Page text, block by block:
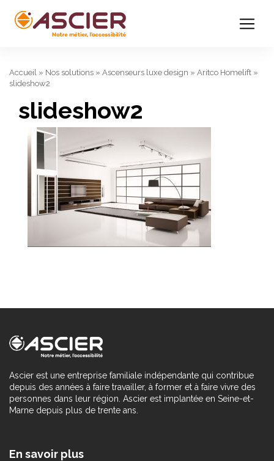
Accueil » Nos solutions » Ascenseurs luxe design » Aritco Homelift »
slideshow2
slideshow2
Ascier est une entreprise familiale indépendante qui contribue
depuis des années à faire travailler, à former et à faire vivre des
personnes dans leur région. Ascier est implantée en Seine-et-
Marne depuis plus de trente ans.
En savoir plus